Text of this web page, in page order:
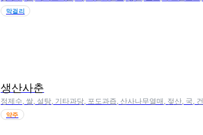
막걸리
생산사춘
정제수, 쌀, 설탕, 기타과당, 포도과즙, 산사나무열매, 젖산, 국,
약주